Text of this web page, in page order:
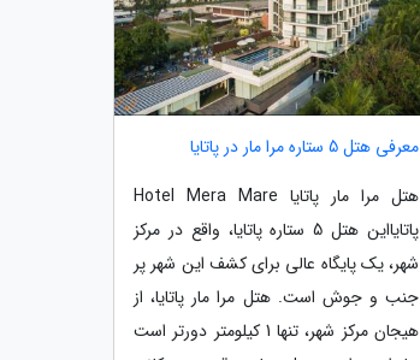
معرفی هتل 5 ستاره مرا مار در پاتایا
هتل مرا مار پاتایا Hotel Mera Mare
پاتایااین هتل 5 ستاره پاتایا، واقع در مرکز
شهر، یک پایگاه عالی برای کشف این شهر پر
جنب و جوش است. هتل مرا مار پاتایا، از
هیجان مرکز شهر، تنها 1 کیلومتر دورتر است